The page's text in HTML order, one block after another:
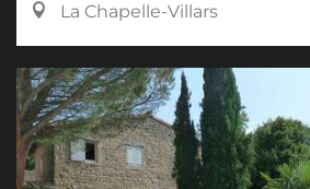
La Chapelle-Villars